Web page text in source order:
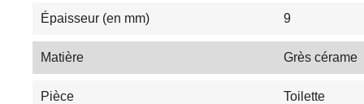
Épaisseur (en mm) 9
Matière Grès cérame
Pièce Toilette